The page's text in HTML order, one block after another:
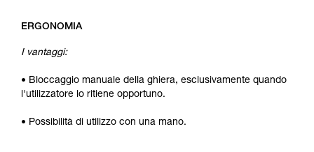
ERGONOMIA
I vantaggi:
• Bloccaggio manuale della ghiera, esclusivamente quando
l'utilizzatore lo ritiene opportuno.
• Possibilità di utilizzo con una mano.